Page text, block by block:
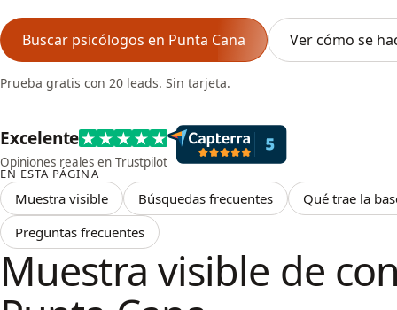
Buscar psicólogos en Punta Cana Ver cómo se
Prueba gratis con 20 leads. Sin tarjeta.
Excelente
Opiniones reales en Trustpilot
EN ESTA PÁGINA
Muestra visible Búsquedas frecuentes Qué trae la
Preguntas frecuentes
Muestra visible de